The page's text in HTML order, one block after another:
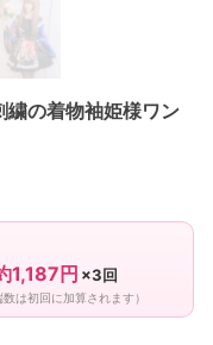
繍の着物袖姫様ワン
1,187円 ×3回
は初回に加算されます）